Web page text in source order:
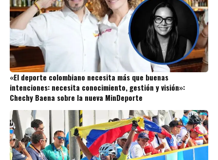
«El deporte colombiano necesita más que buenas
intenciones: necesita conocimiento, gestión y visión»:
Chechy Baena sobre la nueva MinDeporte